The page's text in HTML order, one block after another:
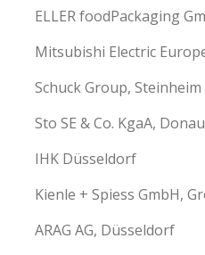
ELLER foodPackaging
Mitsubishi Electric
Schuck Group,
Sto SE & Co. KgaA,
IHK Düsseldorf
Kienle + Spiess GmbH,
ARAG AG, Düsseldorf